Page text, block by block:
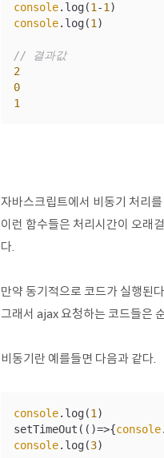
console.log(1 -1
console.log(1 )
// 결과값
2
0
1
자바스크립트에서 비동기 처리
이런 함수들은 처리시간이 오래
다.
만약 동기적으로 코드가 실행된
그래서 ajax 요청하는 코드들은
비동기란 예를들면 다음과 같다.
console.log(1 )
setTimeOut( ()=>{console
console.log(3)